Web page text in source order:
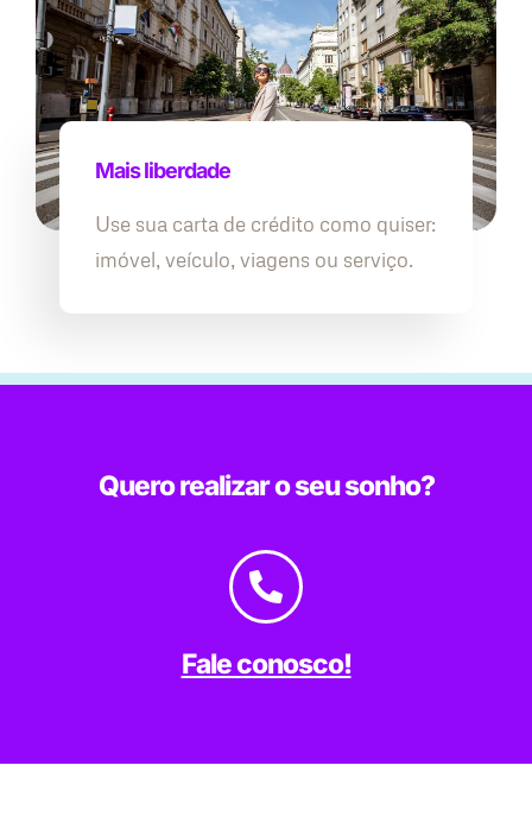
Mais liberdade
Use sua carta de crédito como quiser:
imóvel, veículo, viagens ou serviço.
Quero realizar o seu sonho?
Fale conosco!